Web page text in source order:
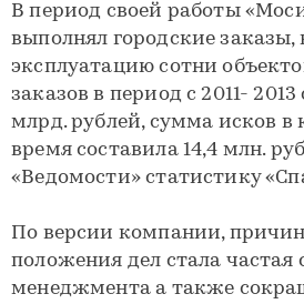
В период своей работы
выполнял городские заказы,
эксплуатацию сотни
заказов в период с 2011- 2013
млрд. рублей, сумма исков
время составила 14,4 млн.
«Ведомости» статистику
По версии компании,
положения дел стала частая
менеджмента а также